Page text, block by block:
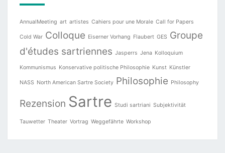
AnnualMeeting art artistes Cahiers pour une Morale Call for Papers
Cold War Colloque Eiserner Vorhang Flaubert GES Groupe
d'études sartriennes Jasperrs Jena Kolloquium
Kommunismus Konservative politische Philosophie Kunst Künstler
NASS North American Sartre Society Philosophie Philosophy
Rezension Sartre Studi sartriani Subjektivität
Tauwetter Theater Vortrag Weggefährte Workshop